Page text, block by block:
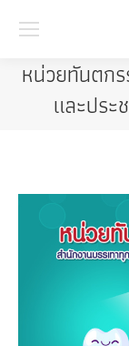
หน่วยทันตกร
และประ